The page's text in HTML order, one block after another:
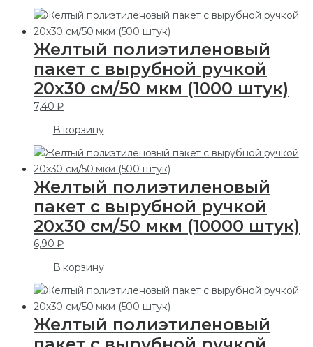
Желтый полиэтиленовый
пакет с вырубной ручкой
20х30 см/50 мкм (1000 штук)
7,40₽
В корзину
Желтый полиэтиленовый
пакет с вырубной ручкой
20х30 см/50 мкм (10000 штук)
6,90₽
В корзину
Желтый полиэтиленовый